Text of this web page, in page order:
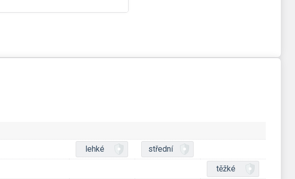
lehké střední
těžké